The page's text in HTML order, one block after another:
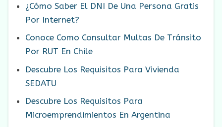
¿Cómo Saber El DNI De Una Persona Gratis
Por Internet?
Conoce Como Consultar Multas De Tránsito
Por RUT En Chile
Descubre Los Requisitos Para Vivienda
SEDATU
Descubre Los Requisitos Para
Microemprendimientos En Argentina